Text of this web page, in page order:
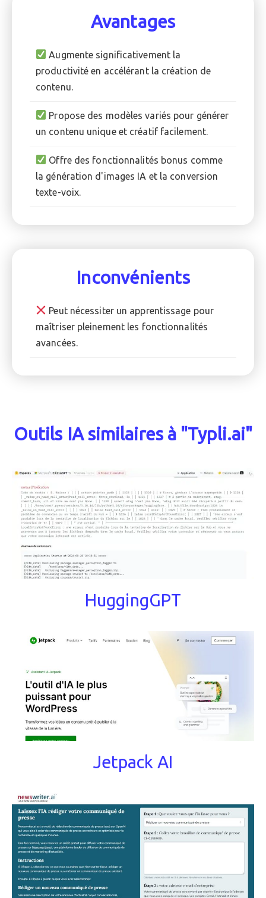
Avantages
Augmente significativement la
productivité en accélérant la création de
contenu.
Propose des modèles variés pour générer
un contenu unique et créatif facilement.
Offre des fonctionnalités bonus comme
la génération d'images IA et la conversion
texte-voix.
Inconvénients
Peut nécessiter un apprentissage pour
maîtriser pleinement les fonctionnalités
avancées.
Outils IA similaires à "Typli.ai"
HuggingGPT
Jetpack AI